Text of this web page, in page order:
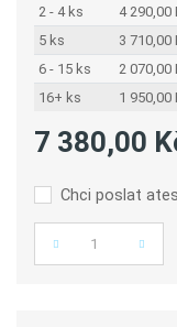
2 - 4 ks
4 290,00
5 ks
3 710,00
6 - 15 ks
2 070,00
16+ ks
1 950,00
7 380,00
Chci poslat
Počet